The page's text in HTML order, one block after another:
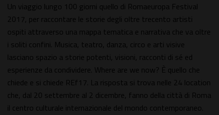
Un viaggio lungo 100 giorni quello di Romaeuropa Festival
2017, per raccontare le storie degli oltre trecento artisti
ospiti attraverso una mappa tematica e narrativa che va oltre
i soliti confini. Musica, teatro, danza, circo e arti visive
lasciano spazio a storie potenti, visioni, racconti di sé ed
esperienze da condividere. Where are we now? È quello che
chiede e si chiede REf17. La risposta si trova nelle 24 location
che, dal 20 settembre al 2 dicembre, fanno della città di Roma
il centro culturale internazionale del mondo contemporaneo.